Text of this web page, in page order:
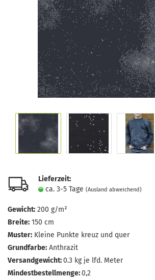
Lieferzeit:
ca. 3-5 Tage (Ausland abweichend)
Gewicht: 200 g/m²
Breite: 150 cm
Muster: Kleine Punkte kreuz und quer
Grundfarbe: Anthrazit
Versandgewicht:0.3 kg je lfd. Meter
Mindestbestellmenge:0,2